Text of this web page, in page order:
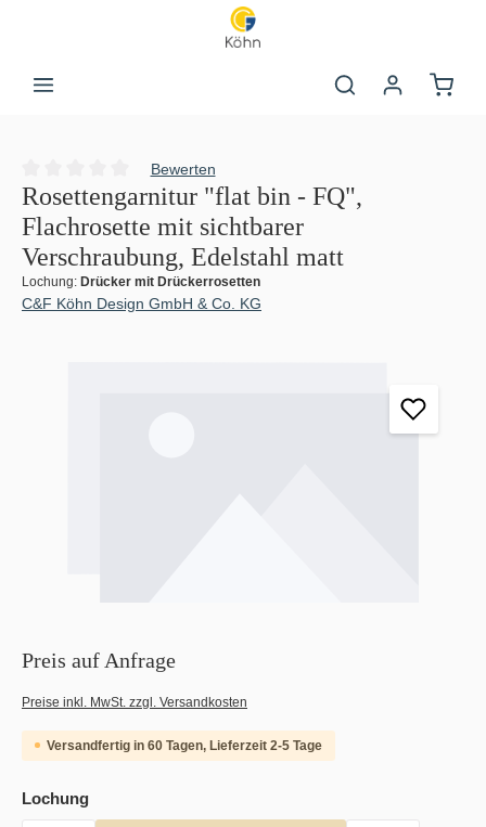
Durchschnittliche Bewertung von 0 von 5 Sternen
Bewerten
Rosettengarnitur "flat bin - FQ",
Flachrosette mit sichtbarer
Verschraubung, Edelstahl matt
Lochung: Drücker mit Drückerrosetten
C&F Köhn Design GmbH & Co. KG
Preis auf Anfrage
Preise inkl. MwSt. zzgl. Versandkosten
Versandfertig in 60 Tagen, Lieferzeit 2-5 Tage
Lochungauswählen